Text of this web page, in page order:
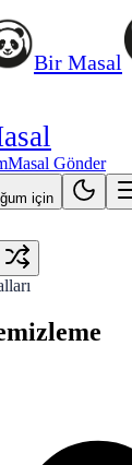
Bir Masal
Masal Gönder
için